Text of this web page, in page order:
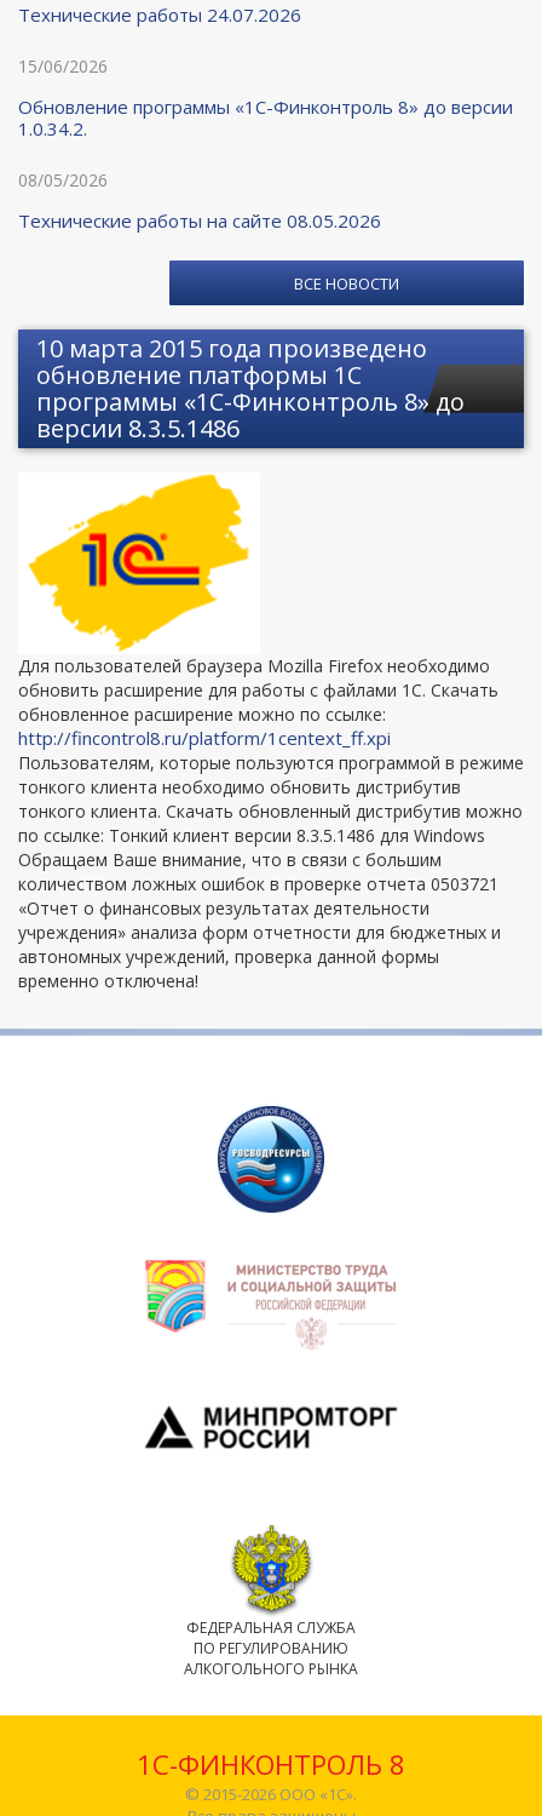
Технические работы 24.07.2026
15/06/2026
Обновление программы «1С-Финконтроль 8» до версии
1.0.34.2.
08/05/2026
Технические работы на сайте 08.05.2026
ВСЕ НОВОСТИ
10 марта 2015 года произведено
обновление платформы 1С
программы «1С-Финконтроль 8» до
версии 8.3.5.1486
Для пользователей браузера Mozilla Firefox необходимо
обновить расширение для работы с файлами 1С. Скачать
обновленное расширение можно по ссылке:
http://fincontrol8.ru/platform/1centext_ff.xpi
Пользователям, которые пользуются программой в режиме
тонкого клиента необходимо обновить дистрибутив
тонкого клиента. Скачать обновленный дистрибутив можно
по ссылке: Тонкий клиент версии 8.3.5.1486 для Windows
Обращаем Ваше внимание, что в связи с большим
количеством ложных ошибок в проверке отчета 0503721
«Отчет о финансовых результатах деятельности
учреждения» анализа форм отчетности для бюджетных и
автономных учреждений, проверка данной формы
временно отключена!
ФЕДЕРАЛЬНАЯ СЛУЖБА
ПО РЕГУЛИРОВАНИЮ
АЛКОГОЛЬНОГО РЫНКА
1С-ФИНКОНТРОЛЬ 8
© 2015-2026 ООО «1С».